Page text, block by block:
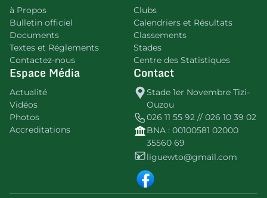
à Propos
Bulletin officiel
Documents
Textes et Réglements
Contactez-nous
Clubs
Calendriers et Résultats
Classements
Stades
Centre des Statistiques
Espace Média
Actualité
Vidéos
Photos
Accreditations
Contact
Stade 1er Novembre Tizi-
Ouzou
026 11 55 92 // 026 10 39 02
BNA : 00100581 02000
35560 69
liguewto@gmail.com